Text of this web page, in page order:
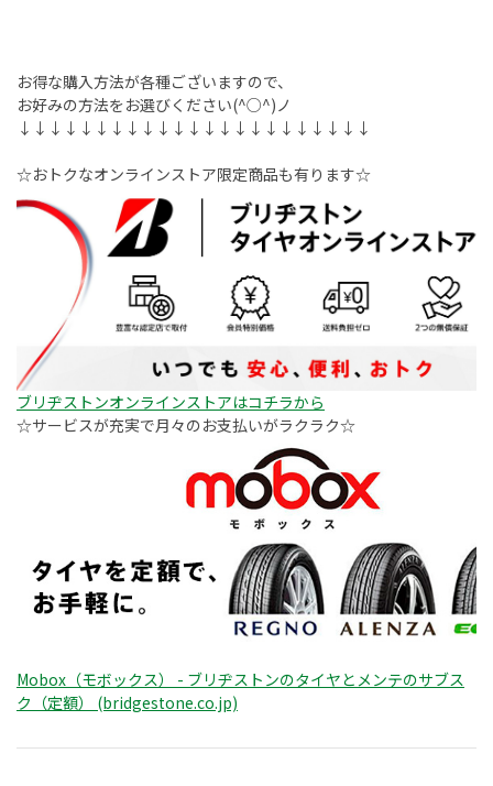
お得な購入方法が各種ございますので、
お好みの方法をお選びください(^○^)ノ
↓↓↓↓↓↓↓↓↓↓↓↓↓↓↓↓↓↓↓↓↓↓↓
☆おトクなオンラインストア限定商品も有ります☆
ブリヂストンオンラインストアはコチラから
☆サービスが充実で月々のお支払いがラクラク☆
Mobox（モボックス） - ブリヂストンのタイヤとメンテのサブス
ク（定額） (bridgestone.co.jp)